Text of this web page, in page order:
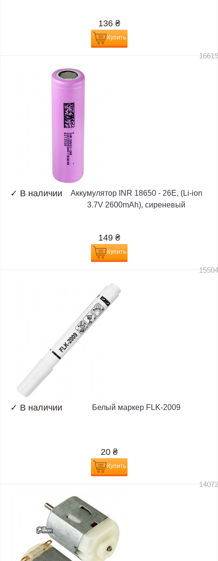
136 ₴
Купить
✓ В наличии
Аккумулятор INR 18650 - 26E, (Li-ion
3.7V 2600mAh), сиреневый
149 ₴
Купить
✓ В наличии Белый маркер FLK-2009
20 ₴
Купить